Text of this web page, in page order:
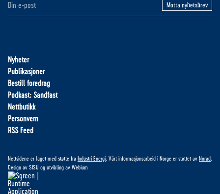
Motta nyhetsbrev
Nyheter
Publikasjoner
Bestill foredrag
Podkast: Sandfast
Nettbutikk
Personvern
RSS Feed
Nettsidene er laget med støtte fra Industri Energi. Vårt informasjonsarbeid i Norge er støttet av Norad.
Design av SISU og utvikling av Webium